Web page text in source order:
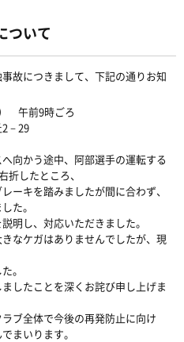
ついて
故につきまして、下記の通りお知
） 午前9時ごろ
－29
向かう途中、阿部選手の運転する
したところ、
ーキを踏みましたが間に合わず、
た。
明し、対応いただきました。
なケガはありませんでしたが、現
。
したことを深くお詫び申し上げま
ブ全体で今後の再発防止に向け
まいります。